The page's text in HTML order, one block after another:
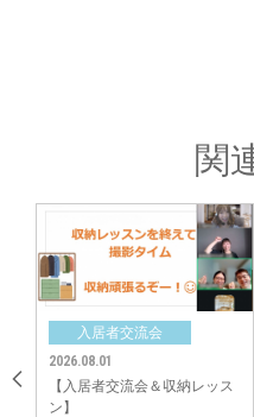
パパ＆ママたちが勉強している中
同士、すぐに仲良くなって楽しそ
中央グリーン開発㈱では、これか
「ご入居者様間のコミュニティ形
関
収納レッス
【入居者交流会